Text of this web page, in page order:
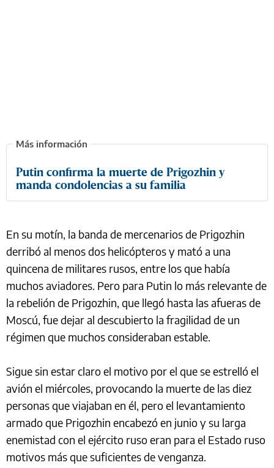
Putin confirma la muerte de Prigozhin y
manda condolencias a su familia
En su motín, la banda de mercenarios de Prigozhin
derribó al menos dos helicópteros y mató a una
quincena de militares rusos, entre los que había
muchos aviadores. Pero para Putin lo más relevante de
la rebelión de Prigozhin, que llegó hasta las afueras de
Moscú, fue dejar al descubierto la fragilidad de un
régimen que muchos consideraban estable.
Sigue sin estar claro el motivo por el que se estrelló el
avión el miércoles, provocando la muerte de las diez
personas que viajaban en él, pero el levantamiento
armado que Prigozhin encabezó en junio y su larga
enemistad con el ejército ruso eran para el Estado ruso
motivos más que suficientes de venganza.